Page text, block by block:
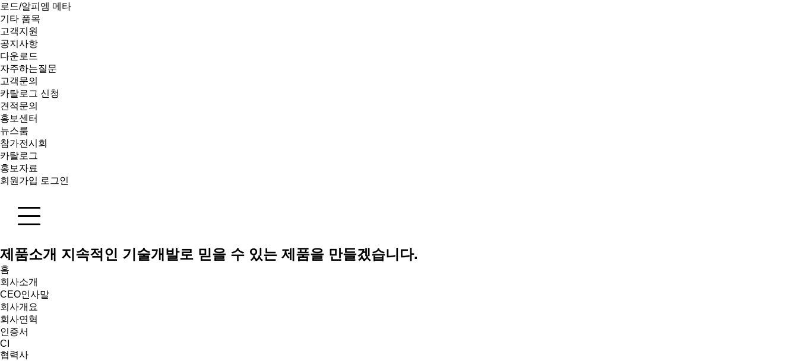
로드/알피엠 메타
기타 품목
고객지원
공지사항
다운로드
자주하는질문
고객문의
카탈로그 신청
견적문의
홍보센터
뉴스룸
참가전시회
카탈로그
홍보자료
회원가입 로그인
제품소개 지속적인 기술개발로 믿을 수 있는 제품을 만들겠습니다.
홈
회사소개
CEO인사말
회사개요
회사연혁
인증서
CI
협력사